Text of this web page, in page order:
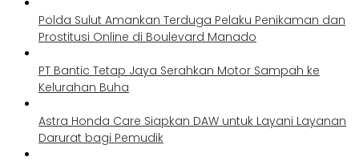
Polda Sulut Amankan Terduga Pelaku Penikaman dan
Prostitusi Online di Boulevard Manado
PT Bantic Tetap Jaya Serahkan Motor Sampah ke
Kelurahan Buha
Astra Honda Care Siapkan DAW untuk Layani Layanan
Darurat bagi Pemudik